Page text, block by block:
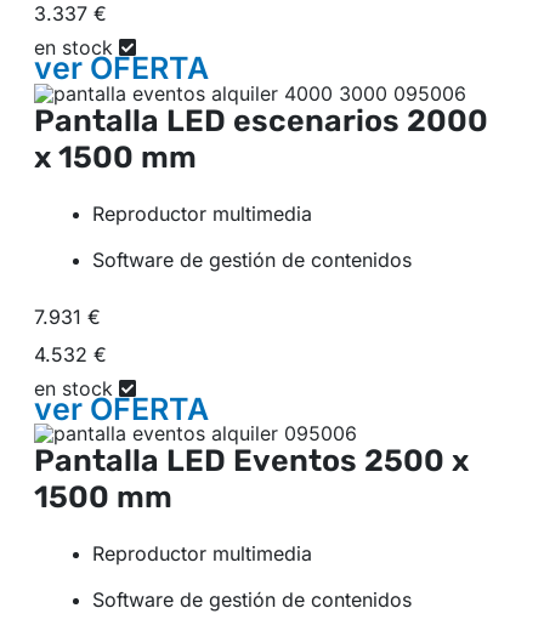
3.337 €
en stock
verOFERTA
Pantalla LED escenarios 2000
x 1500 mm
Reproductor multimedia
Software de gestión de contenidos
7.931 €
4.532 €
en stock
verOFERTA
Pantalla LED Eventos 2500 x
1500 mm
Reproductor multimedia
Software de gestión de contenidos